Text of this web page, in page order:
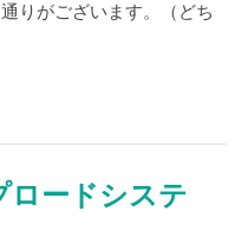
りがございます。（どち
ロードシステ